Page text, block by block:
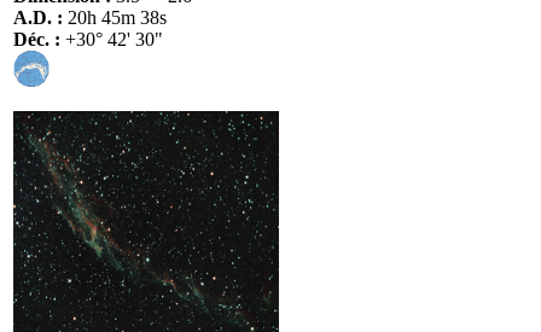
A.D. : 20h 45m 38s
Déc. : +30° 42' 30"